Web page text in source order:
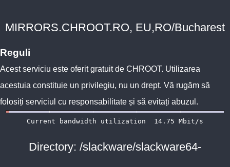
MIRRORS.CHROOT.RO, EU,RO/Bucharest
Reguli
Acest serviciu este oferit gratuit de CHROOT. Utilizarea
acestuia constituie un privilegiu, nu un drept. Vă rugăm să
folosiți serviciul cu responsabilitate și să evitați abuzul.
Directory: /slackware/slackware64-